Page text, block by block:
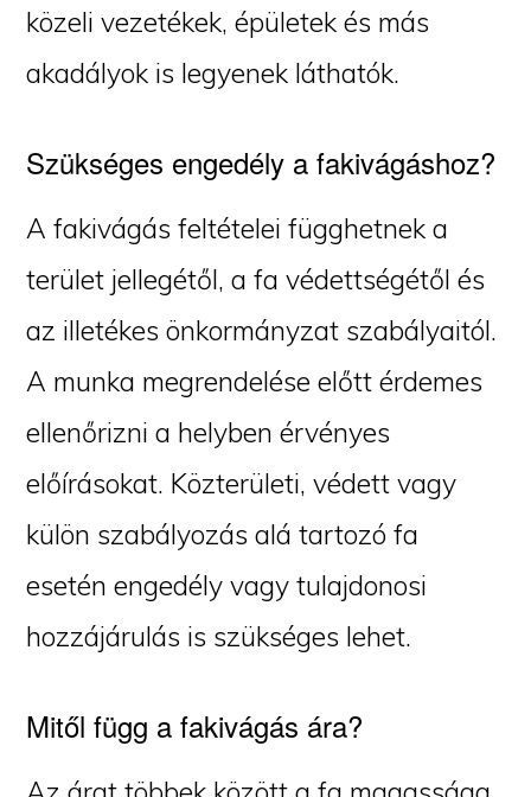
közeli vezetékek, épületek és más
akadályok is legyenek láthatók.
Szükséges engedély a fakivágáshoz?
A fakivágás feltételei függhetnek a
terület jellegétől, a fa védettségétől és
az illetékes önkormányzat szabályaitól.
A munka megrendelése előtt érdemes
ellenőrizni a helyben érvényes
előírásokat. Közterületi, védett vagy
külön szabályozás alá tartozó fa
esetén engedély vagy tulajdonosi
hozzájárulás is szükséges lehet.
Mitől függ a fakivágás ára?